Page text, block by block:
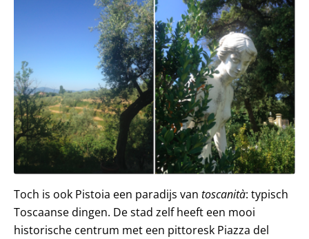
Toch is ook Pistoia een paradijs van toscanità: typisch
Toscaanse dingen. De stad zelf heeft een mooi
historische centrum met een pittoresk Piazza del